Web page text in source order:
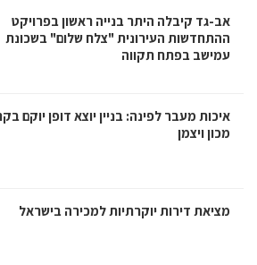
אב-גד קיבלה היתר בנייה ראשון בפרויקט
ההתחדשות העירונית "צלח שלום" בשכונת
עמישב בפתח תקווה
איכות מעבר לפינה: בניין יוצא דופן יוקם
מכון ויצמן
מציאת דירות יוקרתיות למכירה בישראל